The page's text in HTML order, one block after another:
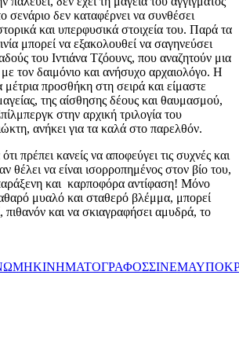
σενάριο δεν καταφέρνει να συνθέσει
και υπερφυσικά στοιχεία του. Παρά τα
μπορεί να εξακολουθεί να σαγηνεύσει
του Ιντιάνα Τζόουνς, που αναζητούν μια
με τον δαιμόνιο και ανήσυχο αρχαιολόγο. Η
μέτρια προσθήκη στη σειρά και είμαστε
της αίσθησης δέους και θαυμασμού,
στην αρχική τριλογία του
ανήκει για τα καλά στο παρελθόν.
πρέπει κανείς να αποφεύγει τις συχνές και
θέλει να είναι ισορροπημένος στον βίο του,
και καρποφόρα αντίφαση! Μόνο
μυαλό και σταθερό βλέμμα, μπορεί
πιθανόν και να σκιαγραφήσει αμυδρά, το
ΚΙΝΗΜΑΤΟΓΡΑΦΟΣΣΙΝΕΜΑ